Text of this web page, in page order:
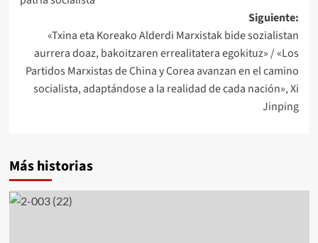
Siguiente:
«Txina eta Koreako Alderdi Marxistak bide sozialistan
aurrera doaz, bakoitzaren errealitatera egokituz» / «Los
Partidos Marxistas de China y Corea avanzan en el camino
socialista, adaptándose a la realidad de cada nación», Xi
Jinping
Más historias